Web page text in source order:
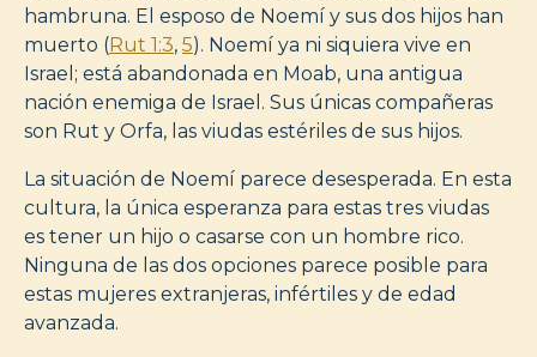
hambruna. El esposo de Noemí y sus dos hijos han
muerto (Rut 1:3, 5). Noemí ya ni siquiera vive en
Israel; está abandonada en Moab, una antigua
nación enemiga de Israel. Sus únicas compañeras
son Rut y Orfa, las viudas estériles de sus hijos.
La situación de Noemí parece desesperada. En esta
cultura, la única esperanza para estas tres viudas
es tener un hijo o casarse con un hombre rico.
Ninguna de las dos opciones parece posible para
estas mujeres extranjeras, infértiles y de edad
avanzada.